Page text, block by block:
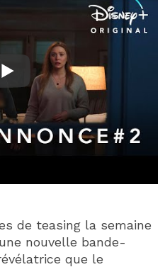
de teasing la semaine
nouvelle bande-
que le